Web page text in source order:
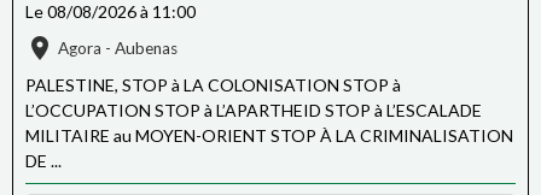
Le 08/08/2026à 11:00
Agora - Aubenas
PALESTINE, STOP à LA COLONISATION STOP à
L’OCCUPATION STOP à L’APARTHEID STOP à L’ESCALADE
MILITAIRE au MOYEN-ORIENT STOP À LA CRIMINALISATION
DE ...